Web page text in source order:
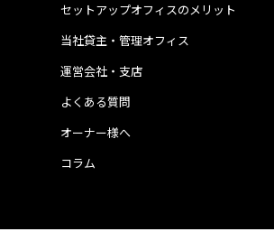
運営会社・支店
よくある質問
当社貸主・管理オフィス
オーナー様へ
コラム
セットアップオフィスのメリット